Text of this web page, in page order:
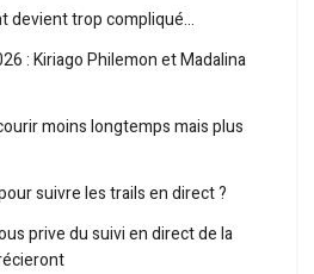
devient trop compliqué…
: Kiriago Philemon et Madalina
moins longtemps mais plus
suivre les trails en direct ?
prive du suivi en direct de la